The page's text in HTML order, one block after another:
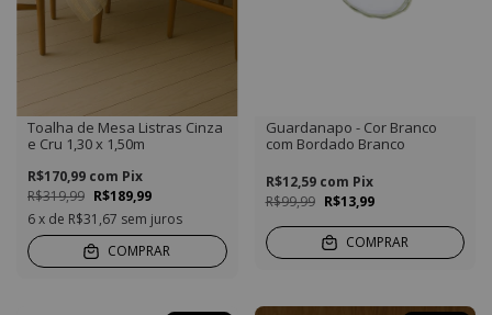
Toalha de Mesa Listras Cinza
e Cru 1,30 x 1,50m
R$319,99 R$189,99
R$170,99 com Pix
6x de R$31,67 sem juros
COMPRAR
Guardanapo - Cor Branco
com Bordado Branco
R$99,99 R$13,99
R$12,59 com Pix
COMPRAR